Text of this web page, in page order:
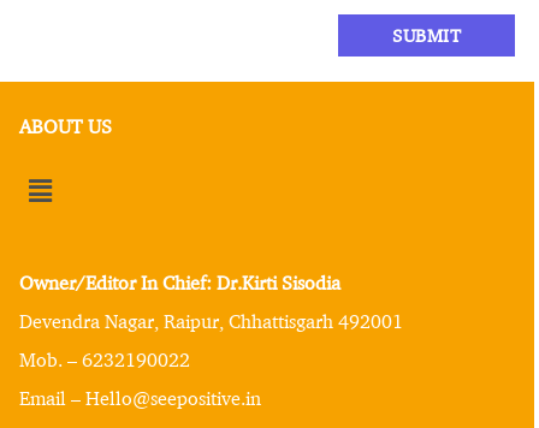
ABOUT US
Owner/Editor In Chief: Dr.Kirti Sisodia
Devendra Nagar, Raipur, Chhattisgarh 492001
Mob. – 6232190022
Email – Hello@seepositive.in